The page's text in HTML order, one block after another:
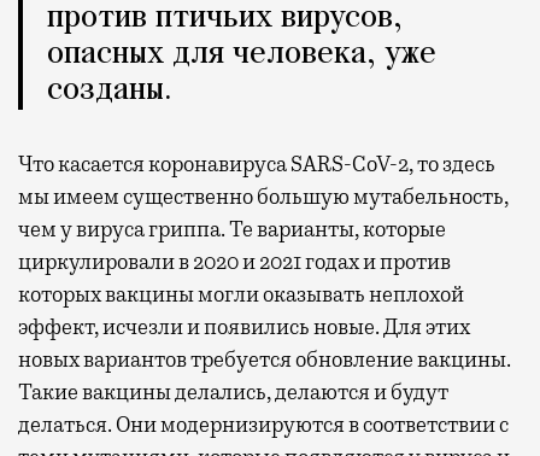
против птичьих вирусов,
опасных для человека, уже
созданы.
Что касается коронавируса SАRS-CoV-2, то здесь
мы имеем существенно большую мутабельность,
чем у вируса гриппа. Те варианты, которые
циркулировали в 2020 и 2021 годах и против
которых вакцины могли оказывать неплохой
эффект, исчезли и появились новые. Для этих
новых вариантов требуется обновление вакцины.
Такие вакцины делались, делаются и будут
делаться. Они модернизируются в соответствии с